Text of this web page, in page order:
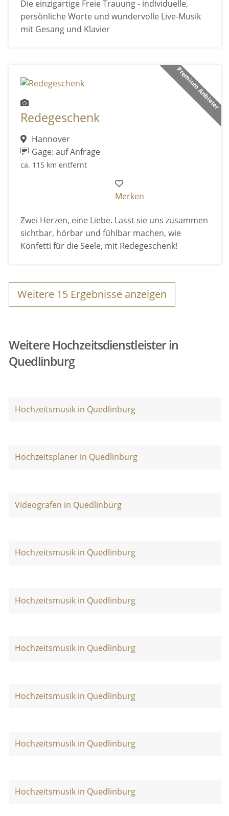
Die einzigartige Freie Trauung - individuelle,
persönliche Worte und wundervolle Live-Musik
mit Gesang und Klavier
Premium Anbieter
Redegeschenk
Hannover
Gage: auf Anfrage
ca. 115 km entfernt
Merken
Zwei Herzen, eine Liebe. Lasst sie uns zusammen
sichtbar, hörbar und fühlbar machen, wie
Konfetti für die Seele, mit Redegeschenk!
Weitere 15 Ergebnisse anzeigen
Weitere Hochzeitsdienstleister in
Quedlinburg
Hochzeitsmusik in Quedlinburg
Hochzeitsplaner in Quedlinburg
Videografen in Quedlinburg
Hochzeitsmusik in Quedlinburg
Hochzeitsmusik in Quedlinburg
Hochzeitsmusik in Quedlinburg
Hochzeitsmusik in Quedlinburg
Hochzeitsmusik in Quedlinburg
Hochzeitsmusik in Quedlinburg